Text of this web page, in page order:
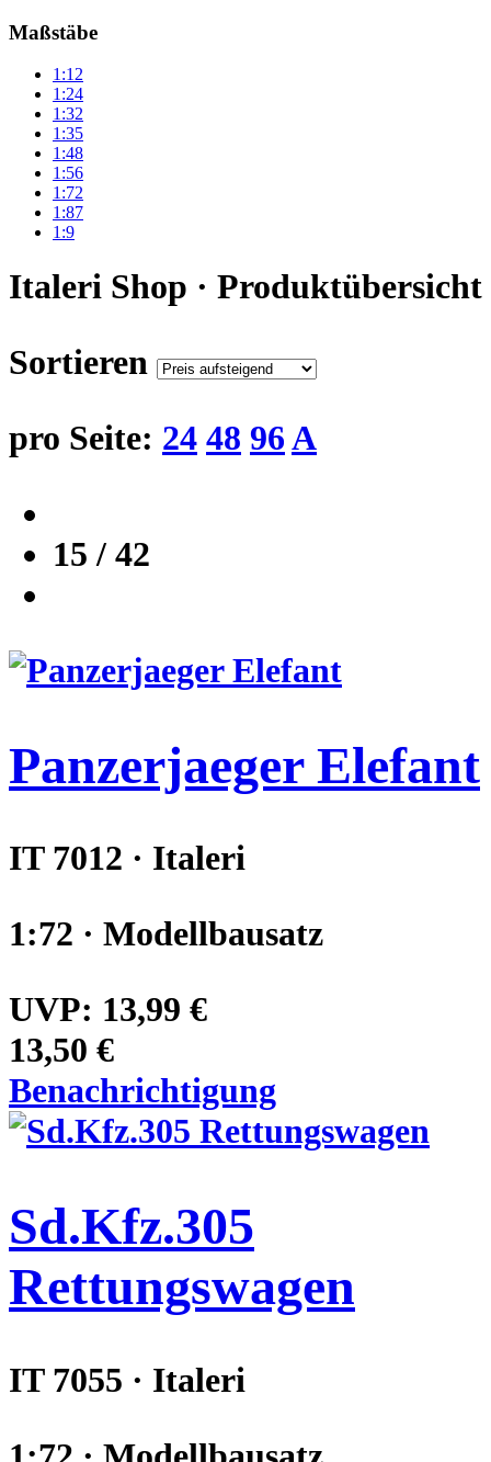
Maßstäbe
1:12
1:24
1:32
1:35
1:48
1:56
1:72
1:87
1:9
Italeri Shop · Produktübersicht
Sortieren
pro Seite: 24 48 96A
15 / 42
Panzerjaeger Elefant
IT 7012 · Italeri
1:72 · Modellbausatz
UVP: 13,99 €
13,50 €
Benachrichtigung
Sd.Kfz.305
Rettungswagen
IT 7055 · Italeri